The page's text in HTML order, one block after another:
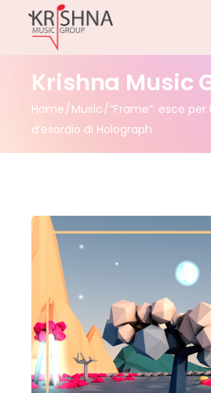
Krishna Music
Home Music “Frame”: esce per
d’esordio di Holograph